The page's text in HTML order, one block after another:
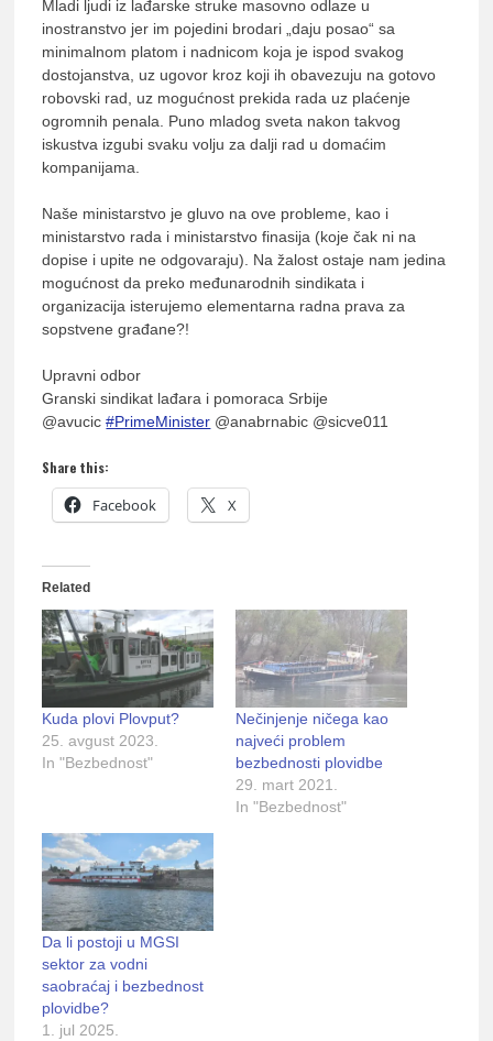
Mladi ljudi iz lađarske struke masovno odlaze u
inostranstvo jer im pojedini brodari „daju posao“ sa
minimalnom platom i nadnicom koja je ispod svakog
dostojanstva, uz ugovor kroz koji ih obavezuju na gotovo
robovski rad, uz mogućnost prekida rada uz plaćenje
ogromnih penala. Puno mladog sveta nakon takvog
iskustva izgubi svaku volju za dalji rad u domaćim
kompanijama.
Naše ministarstvo je gluvo na ove probleme, kao i
ministarstvo rada i ministarstvo finasija (koje čak ni na
dopise i upite ne odgovaraju). Na žalost ostaje nam jedina
mogućnost da preko međunarodnih sindikata i
organizacija isterujemo elementarna radna prava za
sopstvene građane?!
Upravni odbor
Granski sindikat lađara i pomoraca Srbije
@avucic#PrimeMinister @anabrnabic @sicve011
Share this:
Facebook X
Related
Kuda plovi Plovput?
25. avgust 2023.
In "Bezbednost"
Nečinjenje ničega kao
najveći problem
bezbednosti plovidbe
29. mart 2021.
In "Bezbednost"
Da li postoji u MGSI
sektor za vodni
saobraćaj i bezbednost
plovidbe?
1. jul 2025.